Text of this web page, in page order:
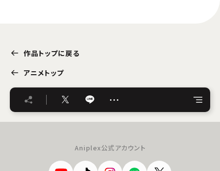
作品トップに戻る
アニメトップ
…
Aniplex公式アカウント